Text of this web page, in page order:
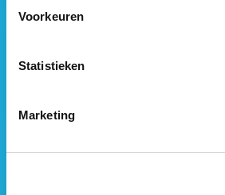
Voorkeuren
Statistieken
Marketing
Wij vatten het laatste
media voor je samen en
vastgoedtrends. Schrijf je in